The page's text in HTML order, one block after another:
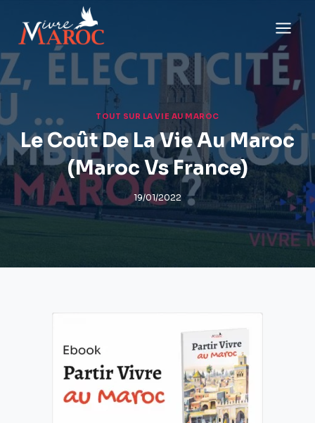
contenu
TOUT SUR LA VIE AU MAROC
Le Coût De La Vie Au Maroc
(Maroc Vs France)
19/01/2022